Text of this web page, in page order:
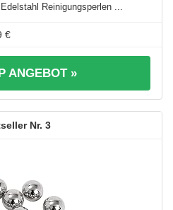
Reinigungsperlen ...
€
ANGEBOT »
3